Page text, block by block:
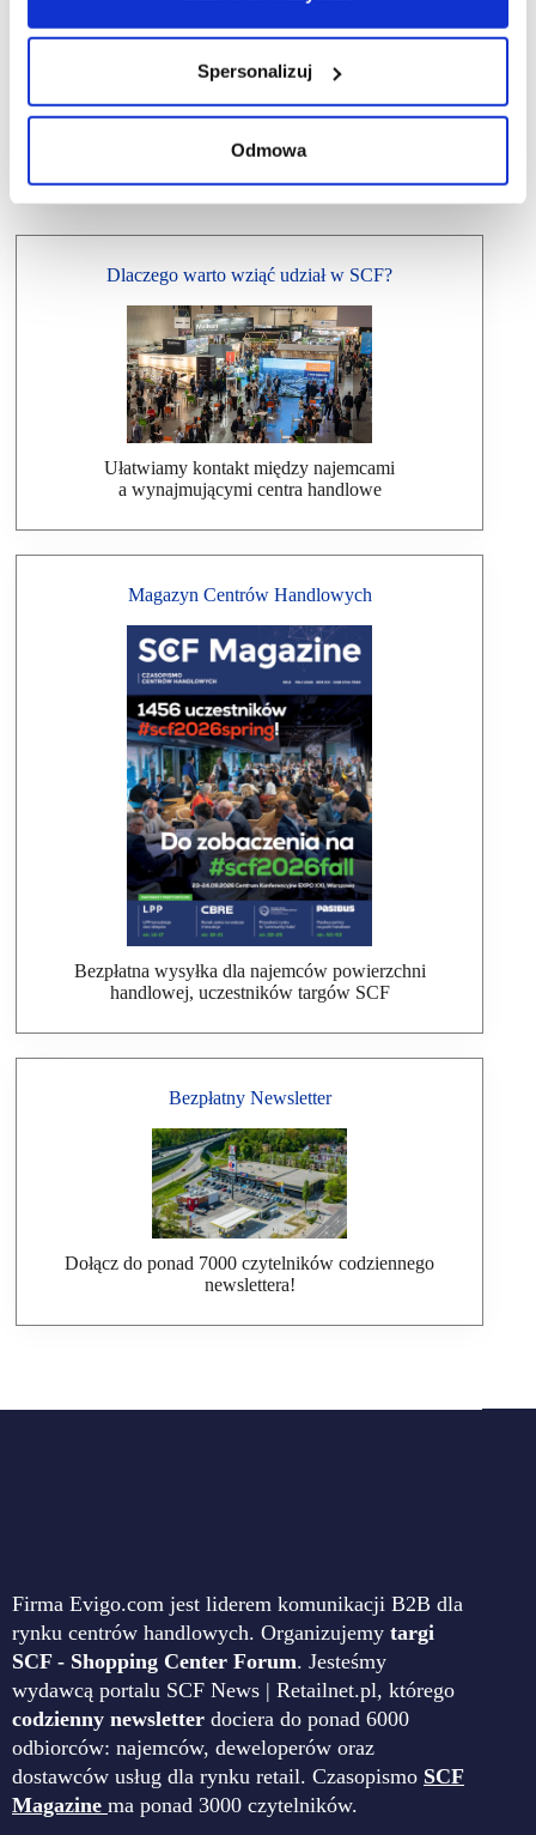
Spersonalizuj
Odmowa
Dlaczego warto wziąć udział w SCF?
Ułatwiamy kontakt między najemcami
a wynajmującymi centra handlowe
Magazyn Centrów Handlowych
Bezpłatna wysyłka dla najemców powierzchni
handlowej, uczestników targów SCF
Bezpłatny Newsletter
Dołącz do ponad 7000 czytelników codziennego
newslettera!
Firma Evigo.com jest liderem komunikacji B2B dla
rynku centrów handlowych. Organizujemy targi
SCF - Shopping Center Forum. Jesteśmy
wydawcą portalu SCF News | Retailnet.pl, którego
codzienny newsletter dociera do ponad 6000
odbiorców: najemców, deweloperów oraz
dostawców usług dla rynku retail. Czasopismo SCF
Magazine ma ponad 3000 czytelników.